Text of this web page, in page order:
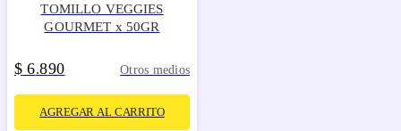
TOMILLO VEGGIES
GOURMET x 50GR
$ 6.890 Otros medios
AGREGAR AL CARRITO